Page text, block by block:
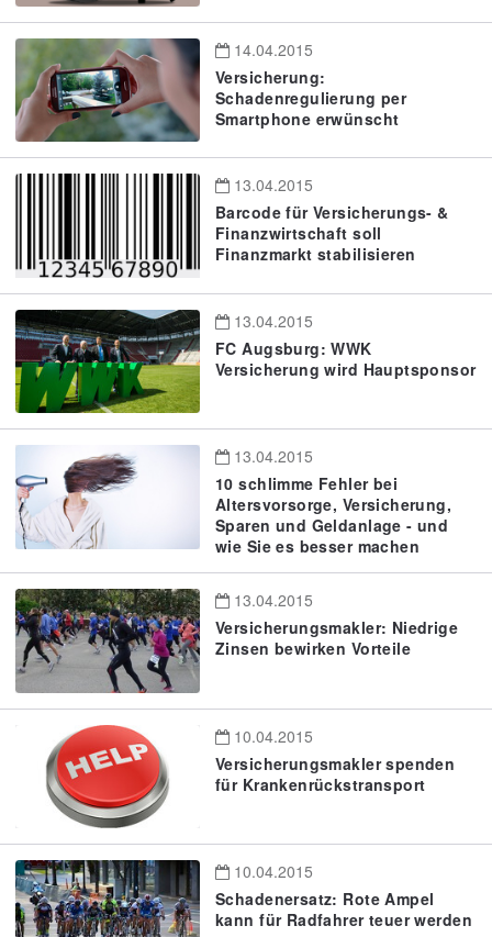
14.04.2015
Versicherung:
Schadenregulierung per
Smartphone erwünscht
13.04.2015
Barcode für Versicherungs- &
Finanzwirtschaft soll
Finanzmarkt stabilisieren
13.04.2015
FC Augsburg: WWK
Versicherung wird Hauptsponsor
13.04.2015
10 schlimme Fehler bei
Altersvorsorge, Versicherung,
Sparen und Geldanlage - und
wie Sie es besser machen
13.04.2015
Versicherungsmakler: Niedrige
Zinsen bewirken Vorteile
10.04.2015
Versicherungsmakler spenden
für Krankenrückstransport
10.04.2015
Schadenersatz: Rote Ampel
kann für Radfahrer teuer werden